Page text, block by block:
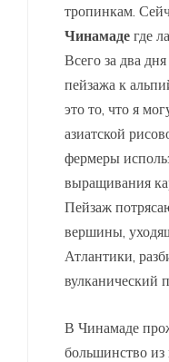
тропинкам.
Чинамаде где
Всего за два
пейзажа к
это то, что я
азиатской
фермеры
выращивания
Пейзаж
вершины,
Атлантики,
вулканический
В Чинамаде
большинство